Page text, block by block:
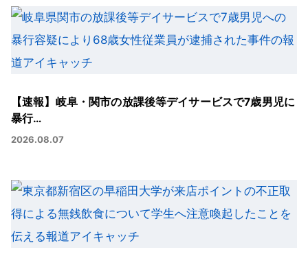
【速報】岐阜・関市の放課後等デイサービスで7歳男児に
暴行…
2026.08.07